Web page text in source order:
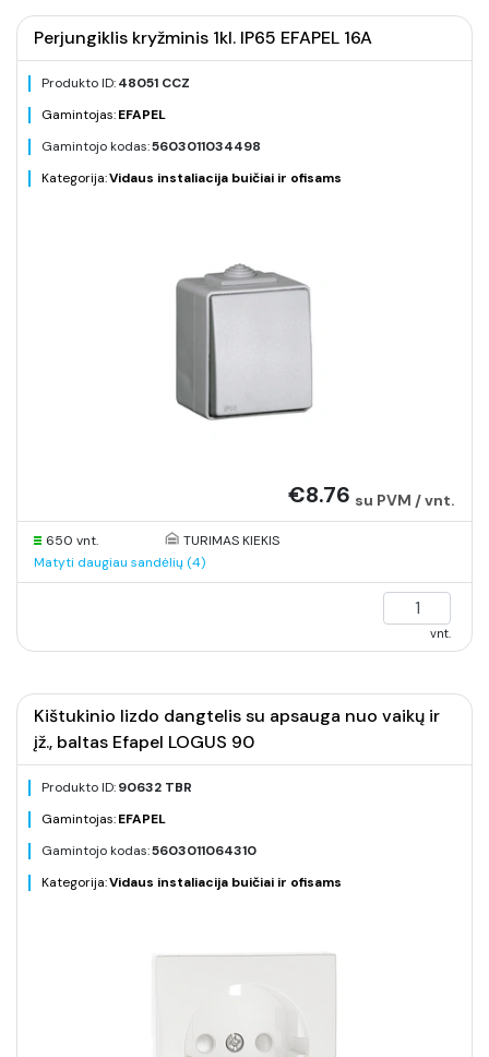
Perjungiklis kryžminis 1kl. IP65 EFAPEL 16A
Produkto ID:48051 CCZ
Gamintojas:EFAPEL
Gamintojo kodas:5603011034498
Kategorija:Vidaus instaliacija buičiai ir ofisams
€8.76 su PVM / vnt.
650 vnt.
TURIMAS KIEKIS
Matyti daugiau sandėlių (4)
vnt.
Kištukinio lizdo dangtelis su apsauga nuo vaikų ir
įž., baltas Efapel LOGUS 90
Produkto ID:90632 TBR
Gamintojas:EFAPEL
Gamintojo kodas:5603011064310
Kategorija:Vidaus instaliacija buičiai ir ofisams